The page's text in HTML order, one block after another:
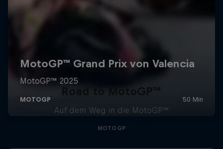
Road to MotoGP™
Auf dem Weg in die MotoGP™
MOTOGP